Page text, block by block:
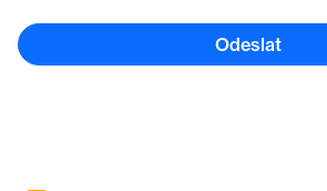
Odeslat